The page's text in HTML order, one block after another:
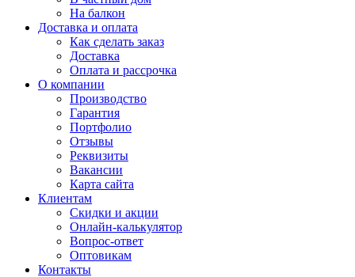
На балкон
Доставка и оплата
Как сделать заказ
Доставка
Оплата и рассрочка
О компании
Производство
Гарантия
Портфолио
Отзывы
Реквизиты
Вакансии
Карта сайта
Клиентам
Скидки и акции
Онлайн-калькулятор
Вопрос-ответ
Оптовикам
Контакты